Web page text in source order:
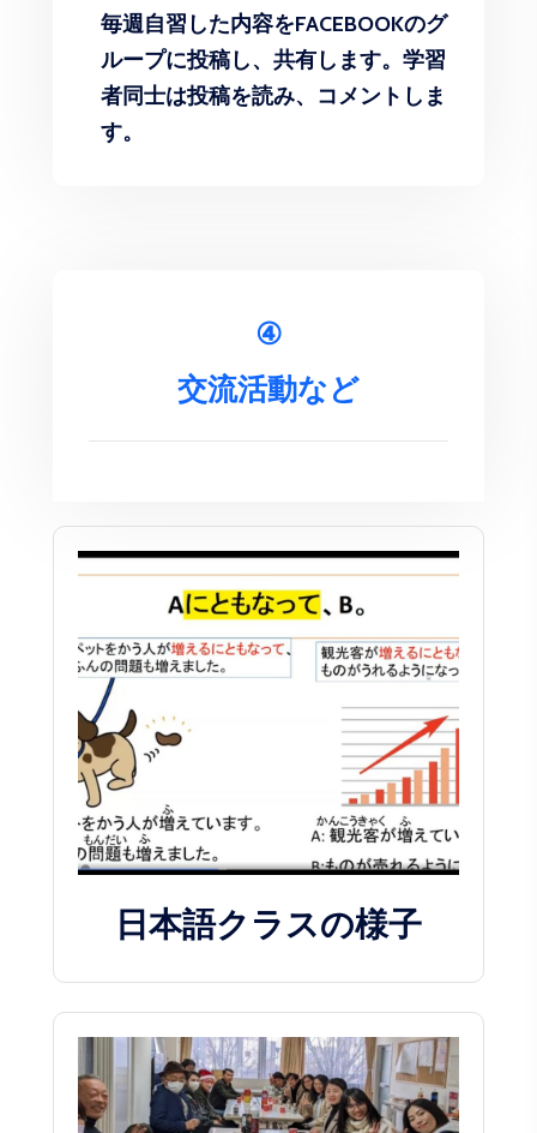
毎週自習した内容をFACEBOOKのグ
ループに投稿し、共有します。学習
者同士は投稿を読み、コメントしま
す。
④
交流活動など
日本語クラスの様子